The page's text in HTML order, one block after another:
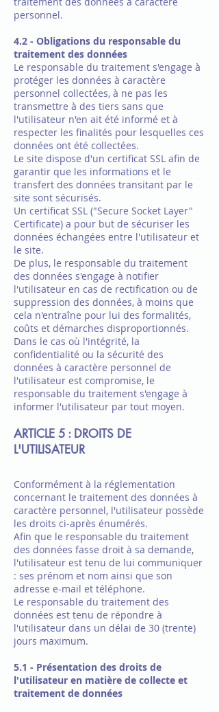
personnel.
4.2 - Obligations du responsable du
traitement des données
Le responsable du traitement s'engage à
protéger les données à caractère
personnel collectées, à ne pas les
transmettre à des tiers sans que
l'utilisateur n'en ait été informé et à
respecter les finalités pour lesquelles ces
données ont été collectées.
Le site dispose d'un certificat SSL afin de
garantir que les informations et le
transfert des données transitant par le
site sont sécurisés.
Un certificat SSL ("Secure Socket Layer"
Certificate) a pour but de sécuriser les
données échangées entre l'utilisateur et
le site.
De plus, le responsable du traitement
des données s'engage à notifier
l'utilisateur en cas de rectification ou de
suppression des données, à moins que
cela n'entraîne pour lui des formalités,
coûts et démarches disproportionnés.
Dans le cas où l'intégrité, la
confidentialité ou la sécurité des
données à caractère personnel de
l'utilisateur est compromise, le
responsable du traitement s'engage à
informer l'utilisateur par tout moyen.
ARTICLE 5 : DROITS DE
L'UTILISATEUR
Conformément à la réglementation
concernant le traitement des données à
caractère personnel, l'utilisateur possède
les droits ci-après énumérés.
Afin que le responsable du traitement
des données fasse droit à sa demande,
l'utilisateur est tenu de lui communiquer
: ses prénom et nom ainsi que son
adresse e-mail et téléphone.
Le responsable du traitement des
données est tenu de répondre à
l'utilisateur dans un délai de 30 (trente)
jours maximum.
5.1 - Présentation des droits de
l'utilisateur en matière de collecte et
traitement de données